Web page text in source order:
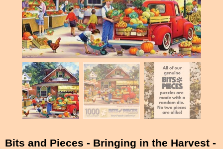
Bits and Pieces - Bringing in the Harvest -